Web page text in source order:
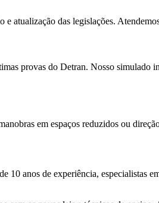
atualização das legislações.
provas do Detran. Nosso
em espaços reduzidos ou
anos de experiência, especialistas